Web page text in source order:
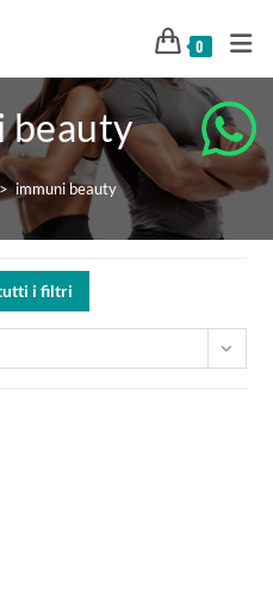
0
beauty
immuni beauty
i filtri